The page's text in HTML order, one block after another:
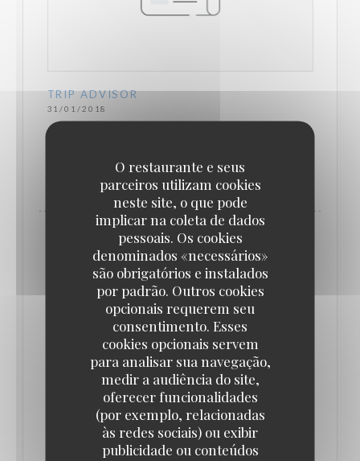
O restaurante e seus
parceiros utilizam cookies
neste site, o que pode
implicar na coleta de dados
pessoais. Os cookies
denominados «necessários»
são obrigatórios e instalados
por padrão. Outros cookies
opcionais requerem seu
consentimento. Esses
cookies opcionais servem
para analisar sua navegação,
medir a audiência do site,
oferecer funcionalidades
(por exemplo, relacionadas
às redes sociais) ou exibir
publicidade ou conteúdos
TRIP ADVISOR
31/01/2018
LER O ARTIGO((ABRE NUMA NOVA JANELA))
GAULT&MILLAU
31/01/2018